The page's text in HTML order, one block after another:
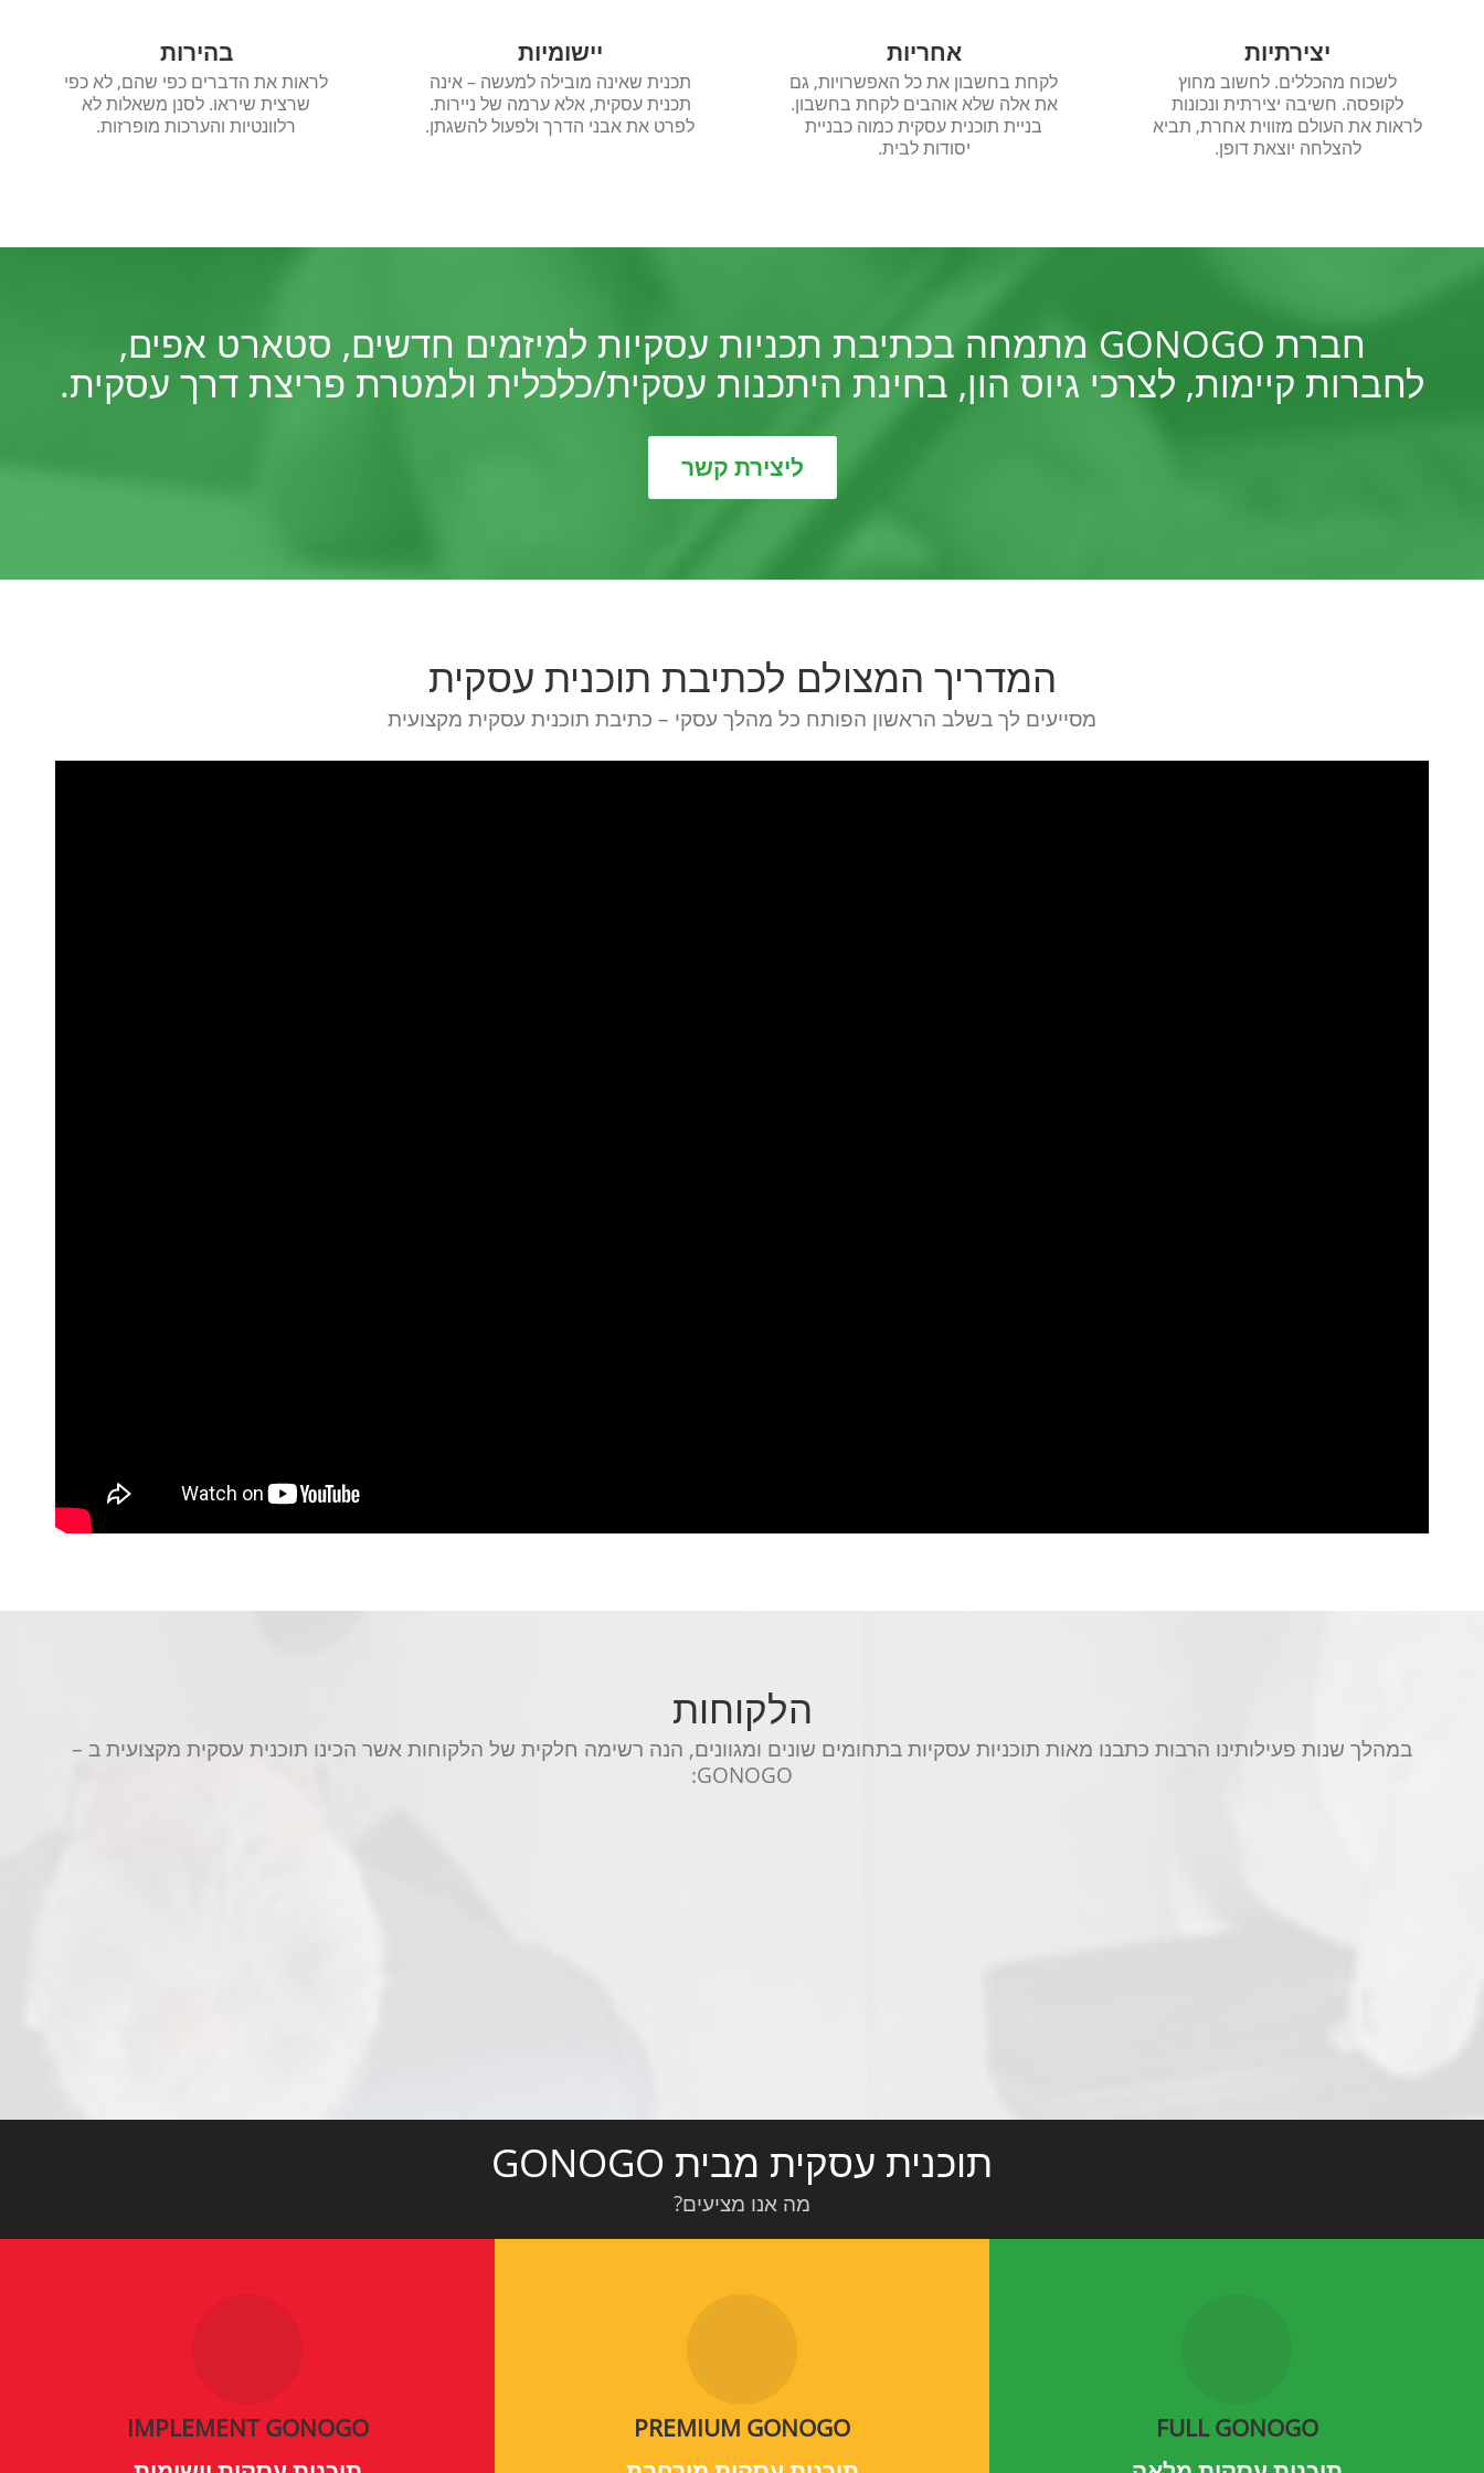
יצירתיות
לשכוח מהכללים. לחשוב מחוץ
לקופסה. חשיבה יצירתית ונכונות
לראות את העולם מזווית אחרת, תביא
להצלחה יוצאת דופן.
אחריות
לקחת בחשבון את כל האפשרויות, גם
את אלה שלא אוהבים לקחת בחשבון.
בניית תוכנית עסקית כמוה כבניית
יסודות לבית.
יישומיות
תכנית שאינה מובילה למעשה – אינה
תכנית עסקית, אלא ערמה של ניירות.
לפרט את אבני הדרך ולפעול להשגתן.
בהירות
לראות את הדברים כפי שהם, לא כפי
שרצית שיראו. לסנן משאלות לא
רלוונטיות והערכות מופרזות.
חברת GONOGO מתמחה בכתיבת תכניות עסקיות למיזמים חדשים, סטארט אפים,
לחברות קיימות, לצרכי גיוס הון, בחינת היתכנות עסקית/כלכלית ולמטרת פריצת דרך עסקית.
ליצירת קשר
המדריך המצולם לכתיבת תוכנית עסקית
מסייעים לך בשלב הראשון הפותח כל מהלך עסקי – כתיבת תוכנית עסקית מקצועית
הלקוחות
במהלך שנות פעילותינו הרבות כתבנו מאות תוכניות עסקיות בתחומים שונים ומגוונים, הנה רשימה חלקית של הלקוחות אשר הכינו תוכנית עסקית מקצועית ב –
GONOGO:
תוכנית עסקית מבית GONOGO
מה אנו מציעים?
FULL GONOGO
PREMIUM GONOGO
IMPLEMENT GONOGO